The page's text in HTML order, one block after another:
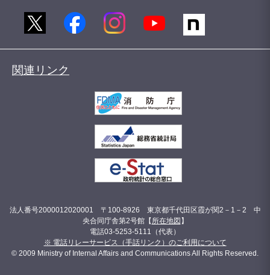
関連リンク
法人番号2000012020001 〒100-8926 東京都千代田区霞が関2－1－2 中
央合同庁舎第2号館【 所在地図 】
電話03-5253-5111（代表）
※ 電話リレーサービス（手話リンク）のご利用について
© 2009 Ministry of Internal Affairs and Communications All Rights Reserved.